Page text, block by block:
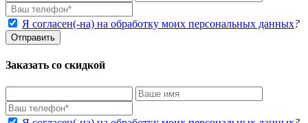
Я согласен(-на) на обработку моих персональных данных?
Отправить
Заказать со скидкой